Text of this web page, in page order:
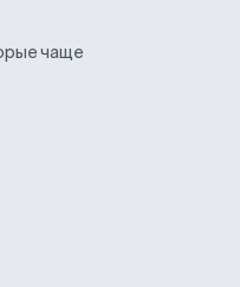
чаще